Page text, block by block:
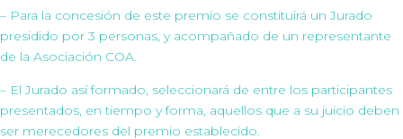
– Para la concesión de este premio se constituirá un Jurado
presidido por 3 personas, y acompañado de un representante
de la Asociación COA.
– El Jurado así formado, seleccionará de entre los participantes
presentados, en tiempo y forma, aquellos que a su juicio deben
ser merecedores del premio establecido.